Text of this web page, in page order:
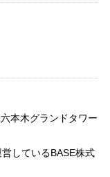
本木グランドタワー
しているBASE株式